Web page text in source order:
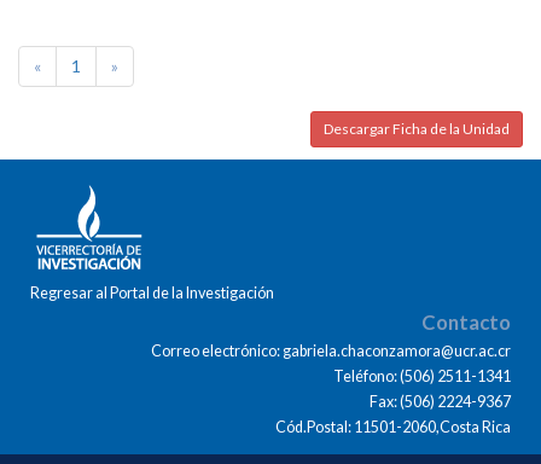
« 1 »
Descargar Ficha de la Unidad
Regresar al Portal de la Investigación
Contacto
Correo electrónico: gabriela.chaconzamora@ucr.ac.cr
Teléfono: (506) 2511-1341
Fax: (506) 2224-9367
Cód.Postal: 11501-2060,Costa Rica